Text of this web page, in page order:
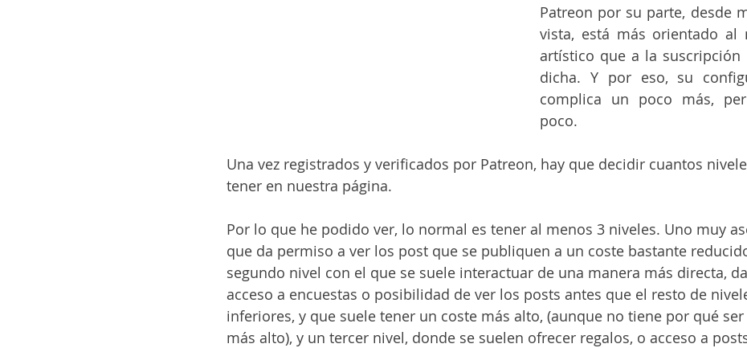
Patreon por su parte, desde
vista, está más orientado al
artístico que a la suscripción
dicha. Y por eso, su
complica un poco más,
poco.
Una vez registrados y verificados por Patreon, hay que decidir cuantos
tener en nuestra página.
Por lo que he podido ver, lo normal es tener al menos 3 niveles. Uno muy
que da permiso a ver los post que se publiquen a un coste bastante
segundo nivel con el que se suele interactuar de una manera más directa,
acceso a encuestas o posibilidad de ver los posts antes que el resto de
inferiores, y que suele tener un coste más alto, (aunque no tiene por qué
más alto), y un tercer nivel, donde se suelen ofrecer regalos, o acceso a